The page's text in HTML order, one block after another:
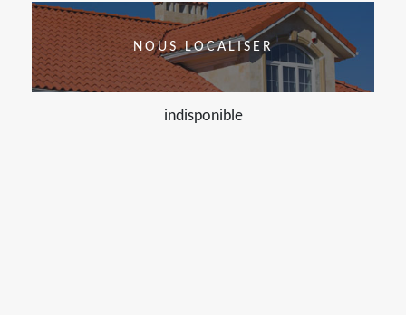
NOUS LOCALISER
indisponible